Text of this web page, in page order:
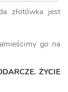
złotówka jest
go na
ŻYCIE